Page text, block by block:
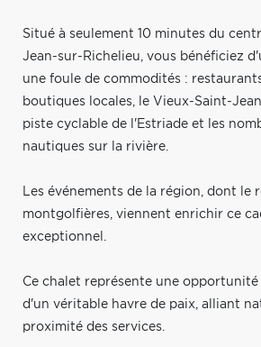
Situé à seulement 10 minutes du
Jean-sur-Richelieu, vous bénéficiez
une foule de commodités :
boutiques locales, le Vieux-Saint-
piste cyclable de l'Estriade et les
nautiques sur la rivière.
Les événements de la région, dont le
montgolfières, viennent enrichir ce
exceptionnel.
Ce chalet représente une
d'un véritable havre de paix, alliant
proximité des services.